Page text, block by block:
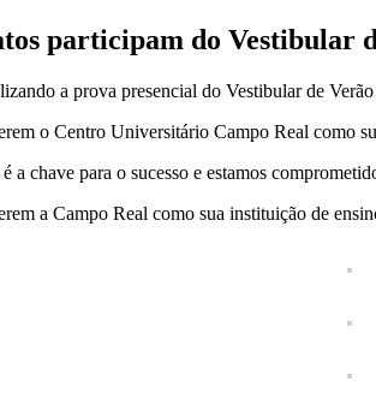
participam do Vestibular
a prova presencial do Vestibular de
o Centro Universitário Campo Real como
a chave para o sucesso e estamos
a Campo Real como sua instituição de